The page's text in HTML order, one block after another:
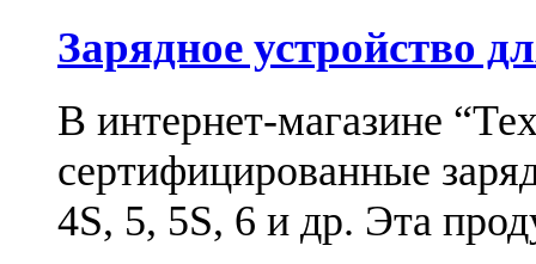
Зарядное устройство
В интернет-магазине
сертифицированные
4S, 5, 5S, 6 и др. Эта